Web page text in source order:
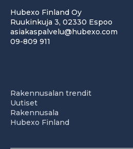
Hubexo Finland Oy
Ruukinkuja 3, 02330 Espoo
asiakaspalvelu@hubexo.com
09-809 911
Rakennusalan trendit
Uutiset
Rakennusala
Hubexo Finland